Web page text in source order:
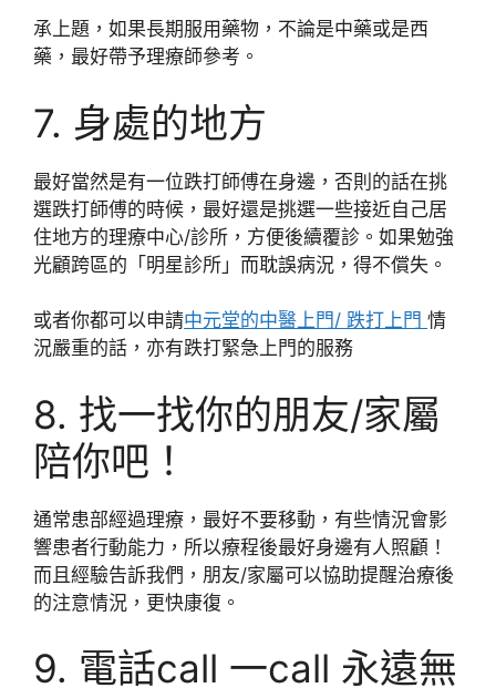
承上題，如果長期服用藥物，不論是中藥或是西
藥，最好帶予理療師參考。
7. 身處的地方
最好當然是有一位跌打師傅在身邊，否則的話在挑
選跌打師傅的時候，最好還是挑選一些接近自己居
住地方的理療中心/診所，方便後續覆診。如果勉強
光顧跨區的「明星診所」而耽誤病況，得不償失。
或者你都可以申請中元堂的中醫上門/ 跌打上門 情
況嚴重的話，亦有跌打緊急上門的服務
8. 找一找你的朋友/家屬
陪你吧！
通常患部經過理療，最好不要移動，有些情況會影
響患者行動能力，所以療程後最好身邊有人照顧！
而且經驗告訴我們，朋友/家屬可以協助提醒治療後
的注意情況，更快康復。
9. 電話call 一call 永遠無